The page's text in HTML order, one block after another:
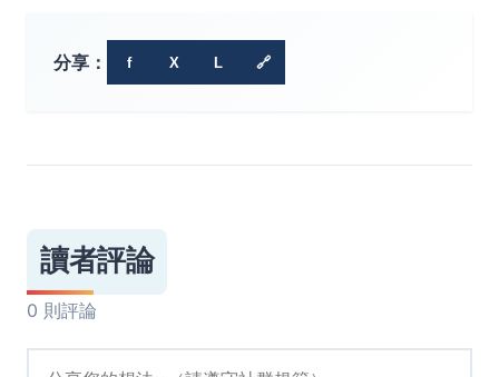
分享： f X L 🔗
讀者評論
0 則評論